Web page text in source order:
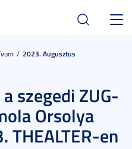
2023. Augusztus
szegedi ZUG-
Orsolya
THEALTER-en